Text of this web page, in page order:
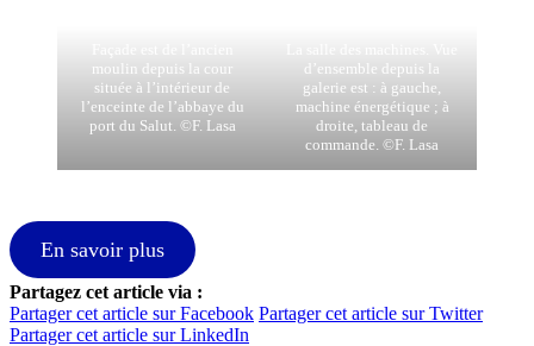
moulin depuis la cour
située à l’intérieur de
l’enceinte de l’abbaye du
port du Salut. ©F. Lasa
d’ensemble depuis la
galerie est : à gauche,
machine énergétique ; à
droite, tableau de
commande. ©F. Lasa
En savoir plus
Partagez cet article via :
Partager cet article sur Facebook Partager cet article sur Twitter
Partager cet article sur LinkedIn